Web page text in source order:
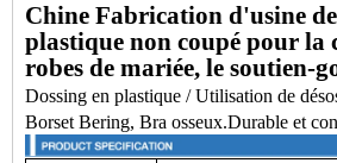
Chine Fabrication d'usine de
plastique non coupé pour la
robes de mariée, le soutien-
Dossing en plastique / Utilisation de
Borset Bering, Bra osseux.Durable et